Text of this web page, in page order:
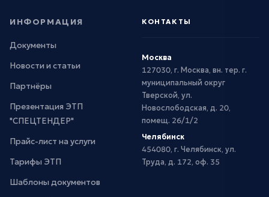
ИНФОРМАЦИЯ
Документы
Новости и статьи
Партнёры
Презентация ЭТП
"СПЕЦТЕНДЕР"
Прайс-лист на услуги
Тарифы ЭТП
Шаблоны документов
КОНТАКТЫ
Москва
127030, г. Москва, вн. тер. г.
муниципальный округ
Тверской, ул.
Новослободская, д. 20,
помещ. 26/1/2
Челябинск
454080, г. Челябинск, ул.
Труда, д. 172, оф. 35